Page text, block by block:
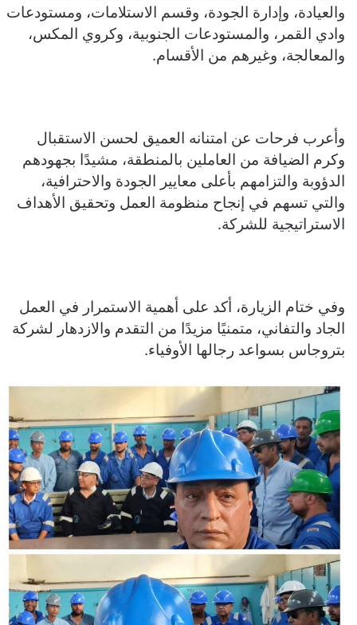
والعيادة، وإدارة الجودة، وقسم الاستلامات، ومستودعات
وادي القمر، والمستودعات الجنوبية، وكروي المكس،
والمعالجة، وغيرهم من الأقسام.
وأعرب فرحات عن امتنانه العميق لحسن الاستقبال
وكرم الضيافة من العاملين بالمنطقة، مشيدًا بجهودهم
الدؤوبة والتزامهم بأعلى معايير الجودة والاحترافية،
والتي تسهم في إنجاح منظومة العمل وتحقيق الأهداف
الاستراتيجية للشركة.
وفي ختام الزيارة، أكد على أهمية الاستمرار في العمل
الجاد والتفاني، متمنيًا مزيدًا من التقدم والازدهار لشركة
بتروجاس بسواعد رجالها الأوفياء.